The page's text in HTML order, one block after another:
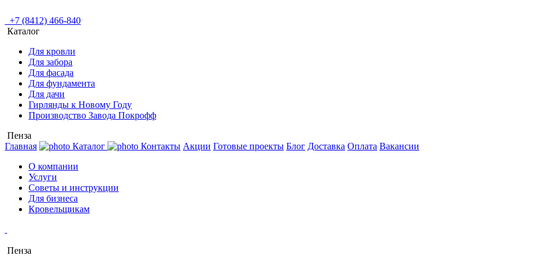
+7 (8412) 466-840
Каталог
Для кровли
Для забора
Для фасада
Для фундамента
Для дачи
Гирлянды к Новому Году
Производство Завода Покрофф
Пенза
Главная
Каталог Контакты Акции Готовые проекты Блог Доставка Оплата Вакансии
О компании
Услуги
Советы и инструкции
Для бизнеса
Кровельщикам
Пенза